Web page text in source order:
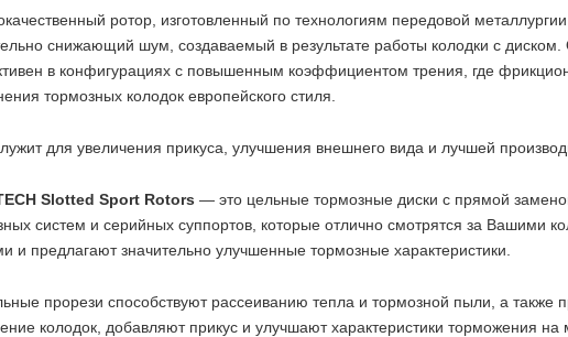
ротор, изготовленный по технологиям передовой
снижающий шум, создаваемый в результате работы колодки с
в конфигурациях с повышенным коэффициентом трения, где
тормозных колодок европейского стиля.
для увеличения прикуса, улучшения внешнего вида и лучшей
Slotted Sport Rotors — это цельные тормозные диски с прямой
систем и серийных суппортов, которые отлично смотрятся за Вашими
и предлагают значительно улучшенные тормозные характеристики.
прорези способствуют рассеиванию тепла и тормозной пыли, а также
колодок, добавляют прикус и улучшают характеристики торможения на